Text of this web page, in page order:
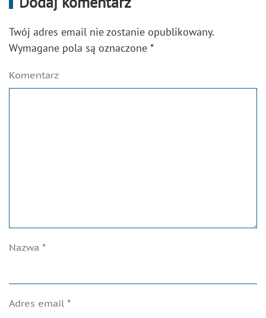
Twój adres email nie zostanie opublikowany.
Wymagane pola są oznaczone *
Komentarz
Nazwa *
Adres email *